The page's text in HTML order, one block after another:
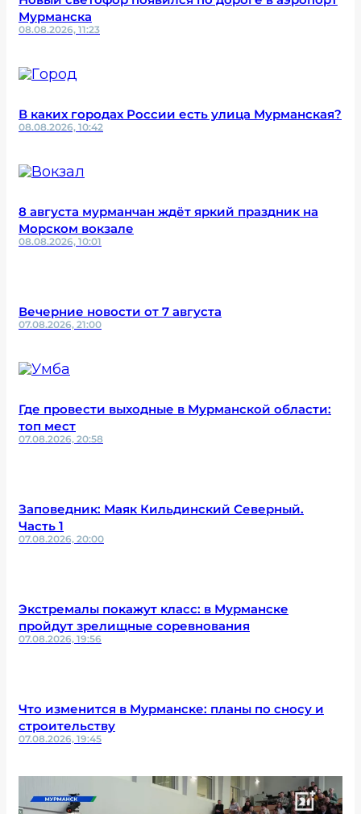
Мурманска
08.08.2026, 11:23
В каких городах России есть улица Мурманская?
08.08.2026, 10:42
8 августа мурманчан ждёт яркий праздник на
Морском вокзале
08.08.2026, 10:01
Вечерние новости от 7 августа
07.08.2026, 21:00
Где провести выходные в Мурманской области:
топ мест
07.08.2026, 20:58
Заповедник: Маяк Кильдинский Северный.
Часть 1
07.08.2026, 20:00
Экстремалы покажут класс: в Мурманске
пройдут зрелищные соревнования
07.08.2026, 19:56
Что изменится в Мурманске: планы по сносу и
строительству
07.08.2026, 19:45